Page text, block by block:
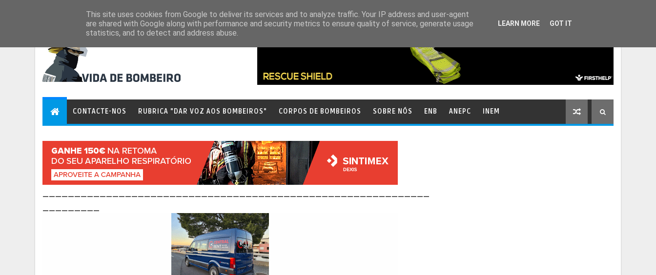
CONTACTE-NOS RUBRICA "DAR VOZ AOS BOMBEIROS" CORPOS DE BOMBEIROS SOBRE NÓS ENB ANEPC INEM
This site uses cookies from Google to deliver its services and to analyze traffic. Your IP address and user-agent
are shared with Google along with performance and security metrics to ensure quality of service, generate usage
statistics, and to detect and address abuse.
LEARN MORE GOT IT